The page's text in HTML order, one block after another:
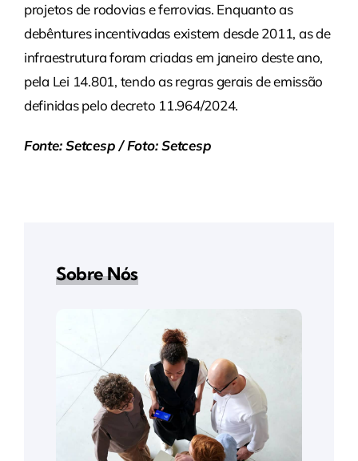
projetos de rodovias e ferrovias. Enquanto as
debêntures incentivadas existem desde 2011, as de
infraestrutura foram criadas em janeiro deste ano,
pela Lei 14.801, tendo as regras gerais de emissão
definidas pelo decreto 11.964/2024.
Fonte: Setcesp / Foto: Setcesp
Sobre Nós